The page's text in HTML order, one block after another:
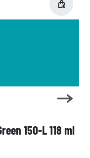
150-L 118 ml